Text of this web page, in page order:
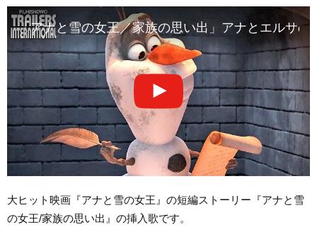
「アナと雪の女王／家族の思い出」アナとエルサの
大ヒット映画『アナと雪の女王』の短編ストーリー『アナと雪
の女王/家族の思い出』の挿入歌です。